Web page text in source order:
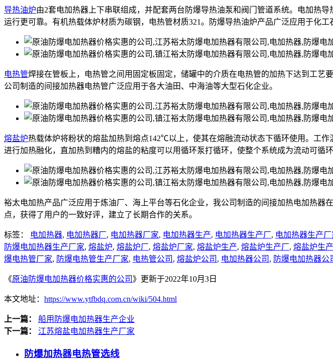
导热油炉由2套电加热器上下串联组成，并配套两台防爆导热油泵和阀门管道系统。电加热
运行更可靠。有机热载体炉材质为碳钢，电热管材质321。防爆导热油炉产品广泛应用于化工
电热管焊接在管板上，电热管之间用固定板固定，储罐中的介质在电热管的加热下达到工
公司制造的间接加热器电热管广泛应用于各大油田、中海油等大型石化企业。
熔盐炉热载体炉将粉状的熔盐加热到熔点142℃以上，使其在熔融流动状态下循环使用。工
进行加热融化，直加热到糟内的熔盐的粘度可以用循环泵打循环，使整个系统成为流动可循
裕太电加热产品广泛应用于炼油厂、海上平台等石化企业，我公司制造的间接加热电加热
点，获得了用户的一致好评，建立了长期合作的关系。
标签： 电加热器, 电加热器厂, 电加热器厂家, 电加热器生产, 电加热器生产厂, 电加热器生产厂
防爆电加热器生产厂家, 熔盐炉, 熔盐炉厂, 熔盐炉厂家, 熔盐炉生产, 熔盐炉生产厂, 熔盐炉生
爆电热管厂家, 防爆电热管生产厂家, 电热管公司 , 熔盐炉公司 , 电加热器公司 , 防爆电加热器公
《原油防爆电加热器价格实惠的公司 》更新于2022年10月3日
本文地址： https://www.ytfbdq.com.cn/wiki/504.html
上一篇：
船用防爆电加热器生产企业
下一篇：
江苏熔盐电加热器生产厂家
防爆加热器电热管选线